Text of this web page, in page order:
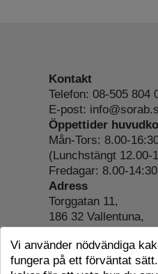
Kontakt
Telefon: 08-505 804
E-post:
Öppettider
Mån-Tors: 8.00-
(Lunchstängt 12.00-
Fredagar: 8.00-14:30
Adress
Torggatan 11,
186 32 Vallentuna,
Org.nr: 556197-4022
Om webbplatsen
Vi använder nödvändiga
fungera på ett förväntat